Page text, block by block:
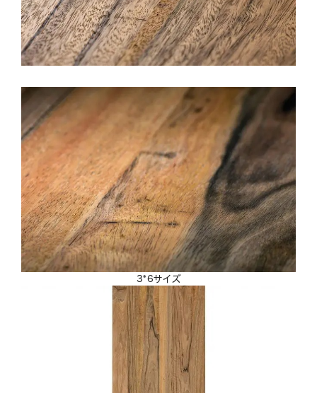
3*6サイズ